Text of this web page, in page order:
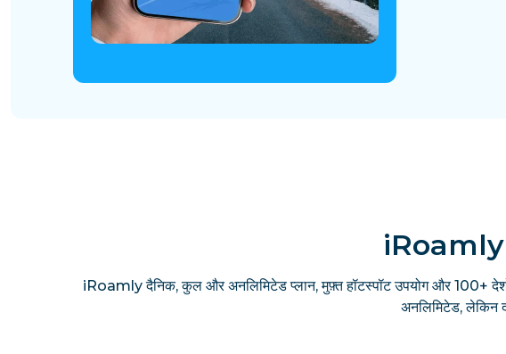
iRoamly दैनिक, कुल और अनलिमिटेड प्लान, मुफ़्त हॉटस्पॉट उपयोग और 100+
अनलिमिटेड, लेकिन